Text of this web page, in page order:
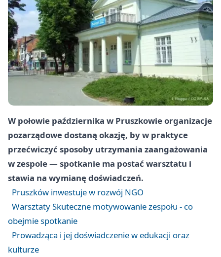
W połowie października w Pruszkowie organizacje
pozarządowe dostaną okazję, by w praktyce
przećwiczyć sposoby utrzymania zaangażowania
w zespole — spotkanie ma postać warsztatu i
stawia na wymianę doświadczeń.
Pruszków inwestuje w rozwój NGO
Warsztaty Skuteczne motywowanie zespołu - co
obejmie spotkanie
Prowadząca i jej doświadczenie w edukacji oraz
kulturze